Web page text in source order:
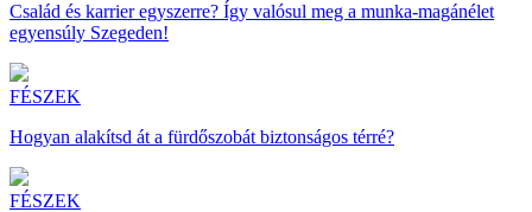
Család és karrier egyszerre? Így valósul meg a munka-magánélet
egyensúly Szegeden!
FÉSZEK
Hogyan alakítsd át a fürdőszobát biztonságos térré?
FÉSZEK